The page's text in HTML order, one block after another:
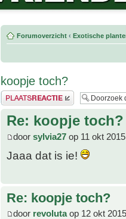
Forumoverzicht ‹ Exotische
koopje toch?
Plaats een reactie
Re: koopje toch?
door sylvia27 op 11 okt
Jaaa dat is ie!
Re: koopje toch?
door revolutaop 12 okt